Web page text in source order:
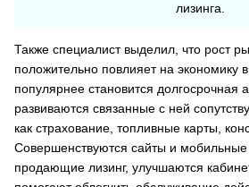
лизинга.
Также специалист выделил, что рост
положительно повлияет на экономику
популярнее становится долгосрочная
развиваются связанные с ней
как страхование, топливные карты,
Совершенствуются сайты и мобильные
продающие лизинг, улучшаются